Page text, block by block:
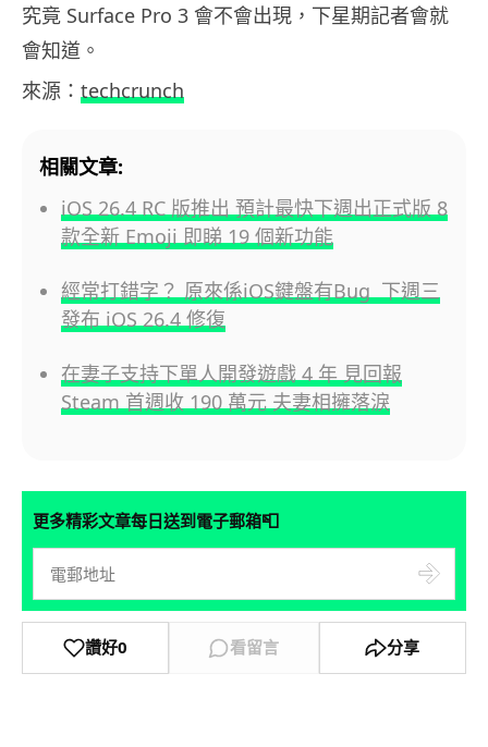
究竟 Surface Pro 3 會不會出現，下星期記者會就
會知道。
來源： techcrunch
相關文章:
iOS 26.4 RC 版推出 預計最快下週出正式版 8
款全新 Emoji 即睇 19 個新功能
經常打錯字？ 原來係iOS鍵盤有Bug 下週三
發布 iOS 26.4 修復
在妻子支持下單人開發遊戲 4 年 見回報
Steam 首週收 190 萬元 夫妻相擁落淚
更多精彩文章每日送到電子郵箱📮
讚好0 看留言 分享